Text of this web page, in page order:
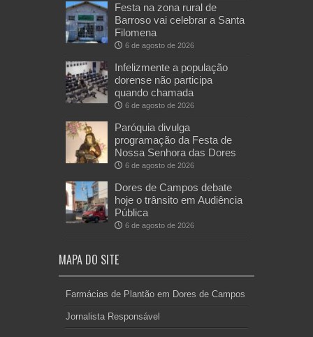
Festa na zona rural de
Barroso vai celebrar a Santa
Filomena
6 de agosto de 2026
Infelizmente a população
dorense não participa
quando chamada
6 de agosto de 2026
Paróquia divulga
programação da Festa de
Nossa Senhora das Dores
6 de agosto de 2026
Dores de Campos debate
hoje o trânsito em Audiência
Pública
6 de agosto de 2026
MAPA DO SITE
Farmácias de Plantão em Dores de Campos
Jornalista Responsável